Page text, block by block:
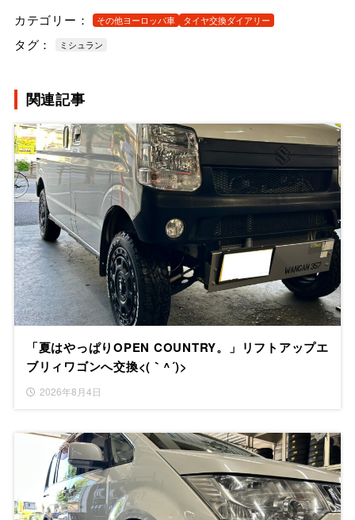
カテゴリー： その他ヨーロッパ車 タイヤ交換ダイアリー
タグ： ミシュラン
関連記事
「夏はやっぱりOPEN COUNTRY。」リフトアップエ
ブリィワゴンへ交換<(｀^´)>
2026年8月4日